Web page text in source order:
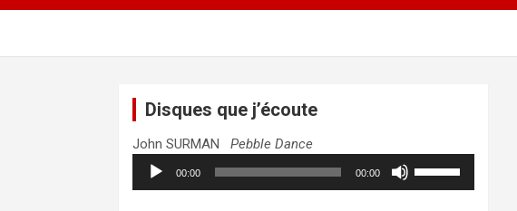
Disques que j’écoute
John SURMANPebble Dance
Lecteur
audio
00:00 00:00